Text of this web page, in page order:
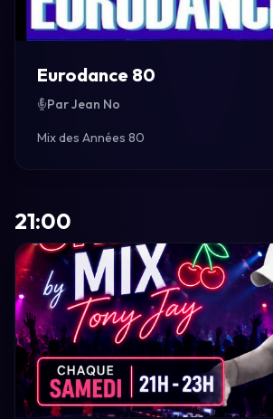
Eurodance 80
Par Jean No
Mix des Années 80
21:00